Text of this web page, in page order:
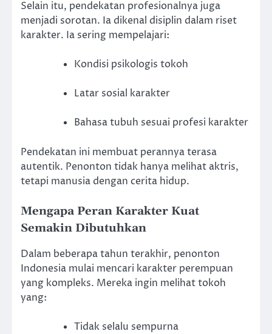
Selain itu, pendekatan profesionalnya juga
menjadi sorotan. Ia dikenal disiplin dalam riset
karakter. Ia sering mempelajari:
Kondisi psikologis tokoh
Latar sosial karakter
Bahasa tubuh sesuai profesi karakter
Pendekatan ini membuat perannya terasa
autentik. Penonton tidak hanya melihat aktris,
tetapi manusia dengan cerita hidup.
Mengapa Peran Karakter Kuat
Semakin Dibutuhkan
Dalam beberapa tahun terakhir, penonton
Indonesia mulai mencari karakter perempuan
yang kompleks. Mereka ingin melihat tokoh
yang:
Tidak selalu sempurna